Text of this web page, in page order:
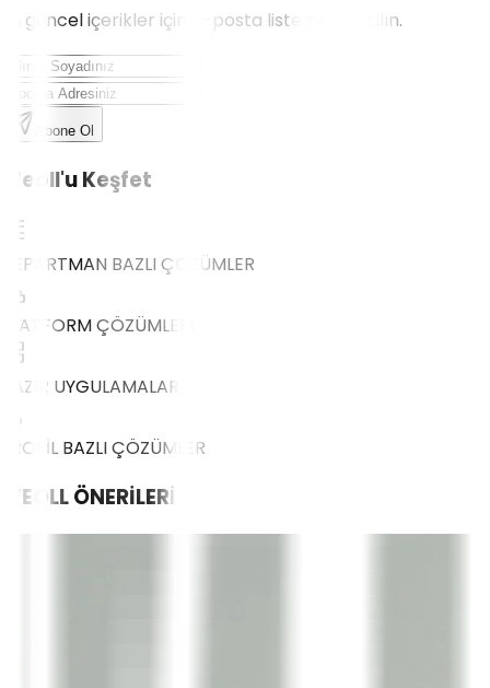
En güncel içerikler için e-posta listemize katılın.
Abone Ol
Weoll'u Keşfet
DEPARTMAN BAZLI ÇÖZÜMLER
PLATFORM ÇÖZÜMLERİ
HAZIR UYGULAMALAR
PROFİL BAZLI ÇÖZÜMLER
WEOLLÖNERİLERİ